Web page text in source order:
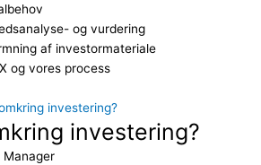
og vurdering
af investormateriale
og vores process
investering?
Manager